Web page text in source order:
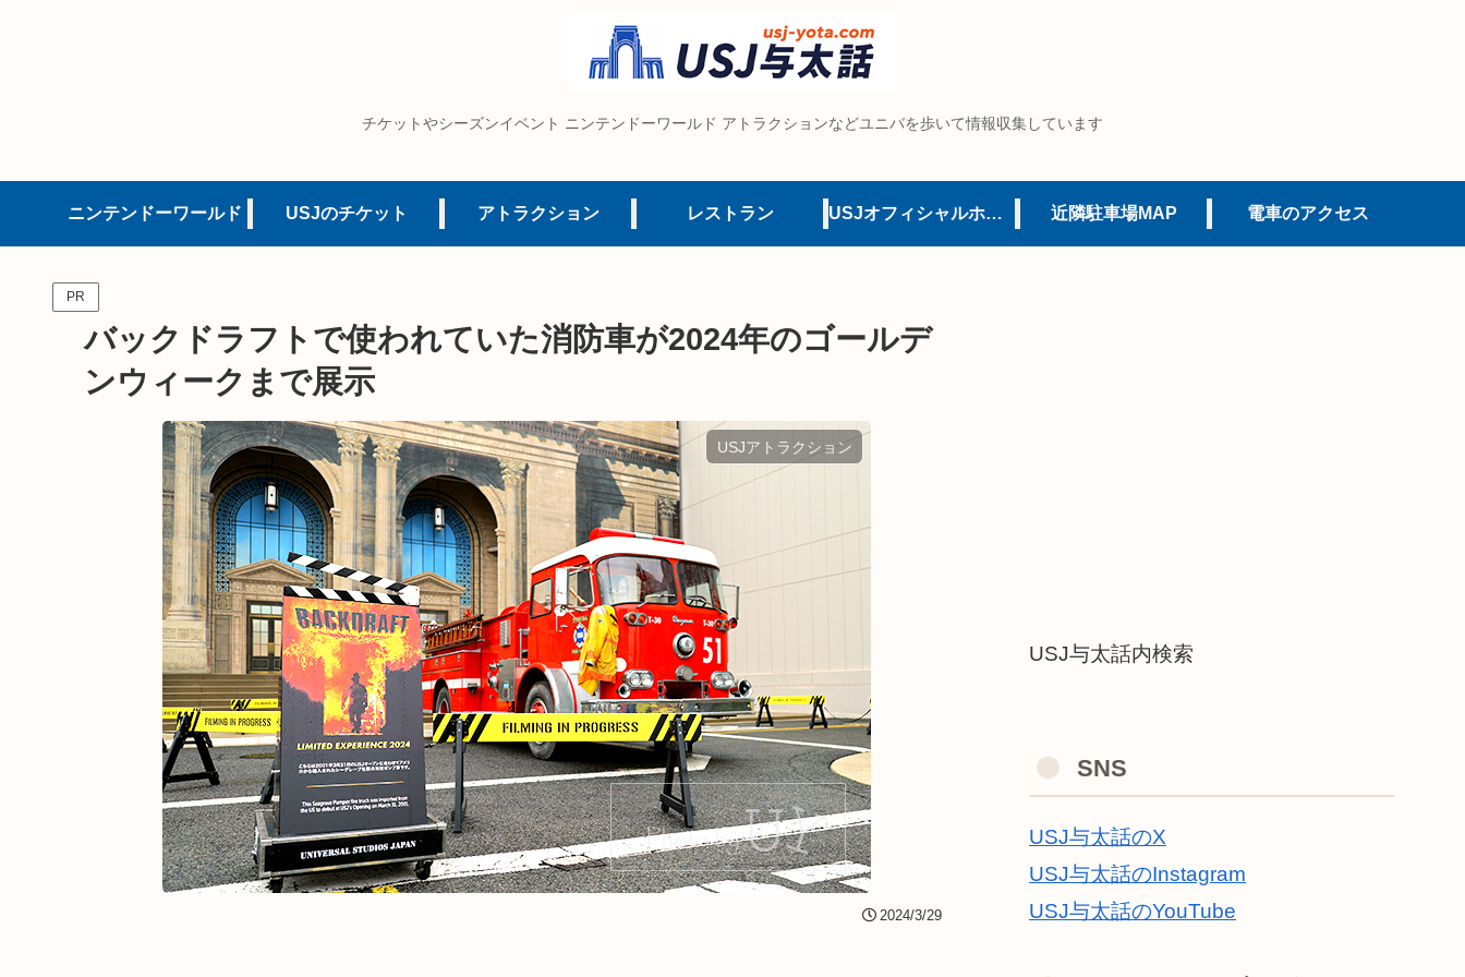
チケットやシーズンイベント ニンテンドーワールド アトラクションなどユニバを歩いて情報収集しています
ニンテンドーワールド USJのチケット アトラクション レストラン USJオフィシャルホテル 近隣駐車場MAP 電車のアクセス
PR
バックドラフトで使われていた消防車が2024年のゴールデ
ンウィークまで展示
USJアトラクション
2024/3/29
USJ与太話内検索
SNS
USJ与太話のX
USJ与太話のInstagram
USJ与太話のYouTube